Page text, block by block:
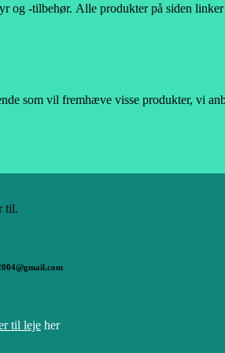
og -tilbehør. Alle produkter på siden
som vil fremhæve visse produkter, vi
til.
til leje her